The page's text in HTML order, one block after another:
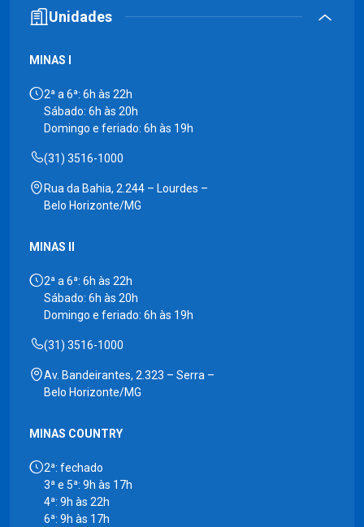
Unidades
MINAS I
2ª a 6ª: 6h às 22h
Sábado: 6h às 20h
Domingo e feriado: 6h às 19h
(31) 3516-1000
Rua da Bahia, 2.244 – Lourdes –
Belo Horizonte/MG
MINAS II
2ª a 6ª: 6h às 22h
Sábado: 6h às 20h
Domingo e feriado: 6h às 19h
(31) 3516-1000
Av. Bandeirantes, 2.323 – Serra –
Belo Horizonte/MG
MINAS COUNTRY
2ª: fechado
3ª e 5ª: 9h às 17h
4ª: 9h às 22h
6ª: 9h às 17h